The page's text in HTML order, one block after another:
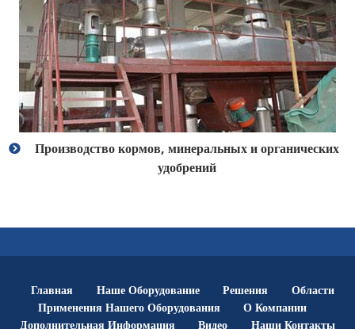
Производство кормов, минеральных и органических
удобрений
Главная Наше Оборудование Решения
Области
Применения Нашего Оборудования
О Компании
Дополнительная Информация
Видео Наши Контакты